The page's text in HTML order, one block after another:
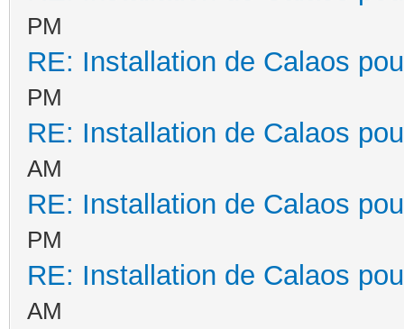
PM
RE: Installation de Calaos
PM
RE: Installation de Calaos
AM
RE: Installation de Calaos
PM
RE: Installation de Calaos
AM